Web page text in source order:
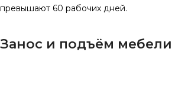
превышают 60 рабочих дней.
Занос и подъём мебели